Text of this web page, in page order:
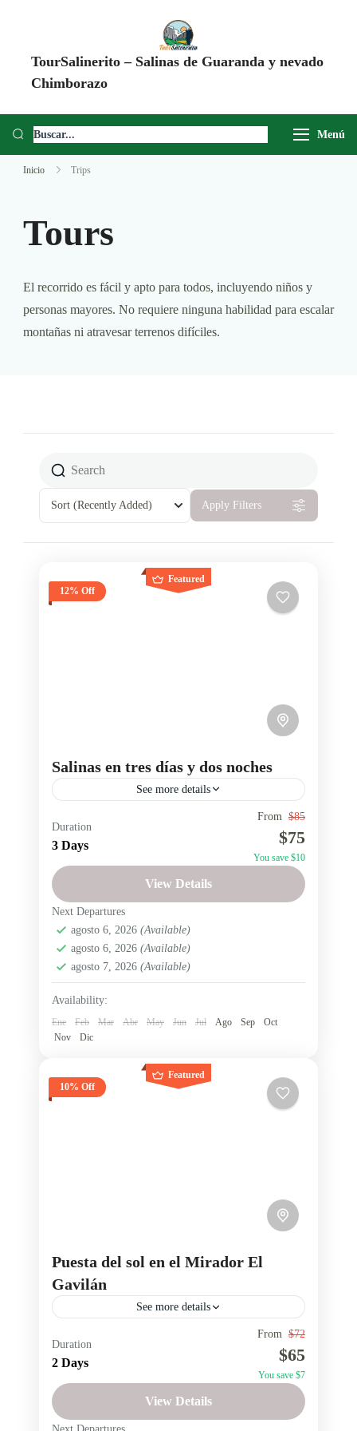
TourSalinerito – Salinas de Guaranda y nevado
Chimborazo
Chimborazo, Minas de Sal, Quesera El Salinerito, Chocolates El
Menú
Inicio Trips
Tours
El recorrido es fácil y apto para todos, incluyendo niños y
personas mayores. No requiere ninguna habilidad para escalar
montañas ni atravesar terrenos difíciles.
Sort (Recently Added) Apply Filters
Featured
12% Off
Salinas en tres días y dos noches
See more details
SALINAS DE GUARANDA
Salinas de Guaranda
2 People
Duration
3 Days
From $85
$75
You save $10
View Details
Next Departures
agosto 6, 2026 (Available)
agosto 6, 2026 (Available)
agosto 7, 2026 (Available)
Availability:
Ene Feb Mar Abr May Jun Jul Ago Sep
Oct
Nov
Dic
Featured
10% Off
Puesta del sol en el Mirador El
Gavilán
See more details
atardeceres en Ecuador
escapadas en Ecuador
miradores de Ecuador
Duration
2 Days
From $72
$65
You save $7
View Details